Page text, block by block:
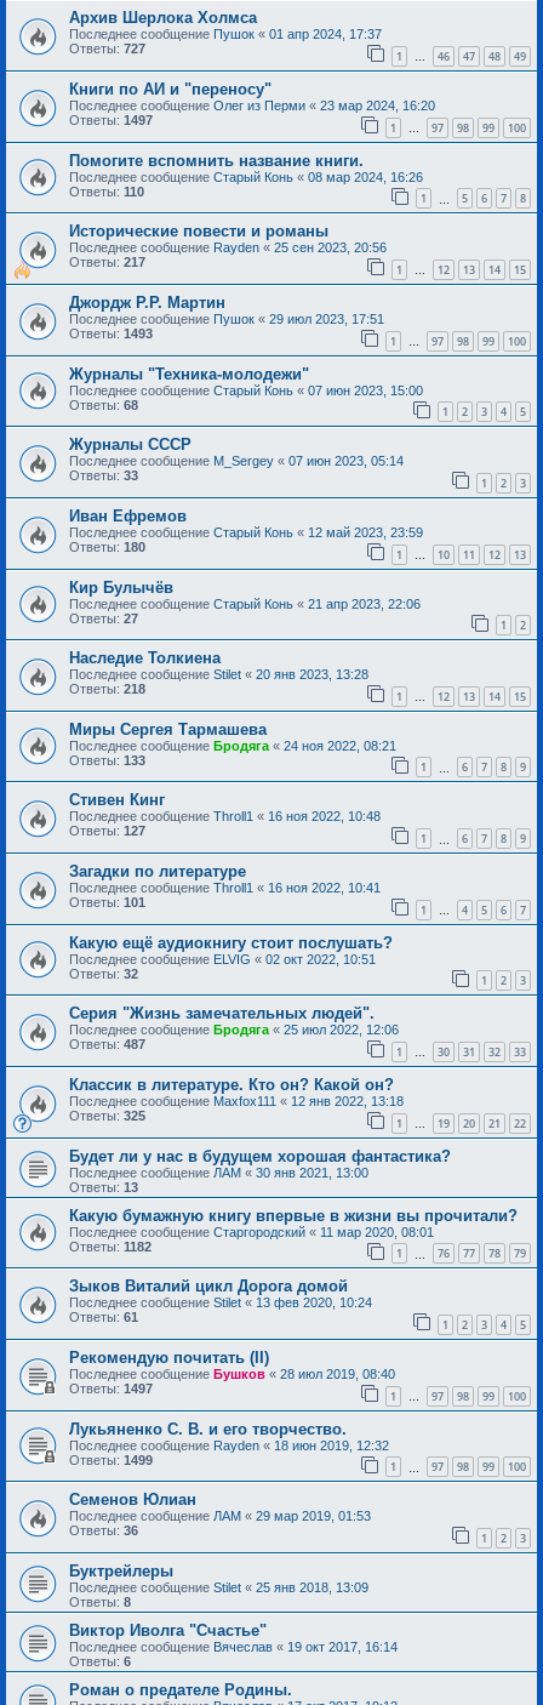
Архив Шерлока Холмса
Последнее сообщение Пушок « 01 апр 2024, 17:37
Ответы: 727 1 … 46 47 48 49
Книги по АИ и "переносу"
Последнее сообщение Олег из Перми « 23 мар 2024, 16:20
Ответы: 1497 1 … 97 98 99 100
Помогите вспомнить название книги.
Последнее сообщение Старый Конь « 08 мар 2024, 16:26
Ответы: 110 1 5 6 7 8
Исторические повести и романы
Последнее сообщение Rayden « 25 сен 2023, 20:56
Ответы: 217 1 … 12 13 14 15
Джордж Р.Р. Мартин
Последнее сообщение Пушок « 29 июл 2023, 17:51
Ответы: 1493 1 … 97 98 99 100
Журналы "Техника-молодежи"
Последнее сообщение Старый Конь « 07 июн 2023, 15:00
Ответы: 68 1 2 3 4 5
Журналы СССР
Последнее сообщение M_Sergey « 07 июн 2023, 05:14
Ответы: 33 1 2 3
Иван Ефремов
Последнее сообщение Старый Конь « 12 май 2023, 23:59
Ответы: 180 1 10 11 12 13
Кир Булычёв
Последнее сообщение Старый Конь « 21 апр 2023, 22:06
Ответы: 27 1 2
Наследие Толкиена
Последнее сообщение Stilet « 20 янв 2023, 13:28
Ответы: 218 1 … 12 13 14 15
Миры Сергея Тармашева
Последнее сообщение Бродяга « 24 ноя 2022, 08:21
Ответы: 133 1 6 7 8 9
Стивен Кинг
Последнее сообщение Throll1 « 16 ноя 2022, 10:48
Ответы: 127 1 6 7 8 9
Загадки по литературе
Последнее сообщение Throll1 « 16 ноя 2022, 10:41
Ответы: 101 1 … 4 5 6 7
Какую ещё аудиокнигу стоит послушать?
Последнее сообщение ELVIG « 02 окт 2022, 10:51
Ответы: 32 1 2 3
Серия "Жизнь замечательных людей".
Последнее сообщение Бродяга « 25 июл 2022, 12:06
Ответы: 487 1 … 30 31 32 33
Классик в литературе. Кто он? Какой он?
Последнее сообщение Maxfox111 « 12 янв 2022, 13:18
Ответы: 325 1 … 19 20 21 22
Будет ли у нас в будущем хорошая фантастика?
Последнее сообщение ЛАМ « 30 янв 2021, 13:00
Ответы: 13
Какую бумажную книгу впервые в жизни вы прочитали?
Последнее сообщение Старгородский « 11 мар 2020, 08:01
Ответы: 1182 1 76 77 78 79
Зыков Виталий цикл Дорога домой
Последнее сообщение Stilet « 13 фев 2020, 10:24
Ответы: 61 1 2 3 4 5
Рекомендую почитать (II)
Последнее сообщение Бушков « 28 июл 2019, 08:40
Ответы: 1497 1 … 97 98 99 100
Лукьяненко С. В. и его творчество.
Последнее сообщение Rayden « 18 июн 2019, 12:32
Ответы: 1499 1 97 98 99 100
Семенов Юлиан
Последнее сообщение ЛАМ « 29 мар 2019, 01:53
Ответы: 36 1 2 3
Буктрейлеры
Последнее сообщение Stilet « 25 янв 2018, 13:09
Ответы: 8
Виктор Иволга "Счастье"
Последнее сообщение Вячеслав « 19 окт 2017, 16:14
Ответы: 6
Роман о предателе Родины.